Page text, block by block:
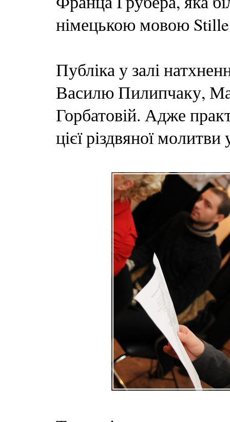
німецькою мовою
Публіка у залі
Василю Пилипчаку,
Горбатовій. Адже
цієї різдвяної